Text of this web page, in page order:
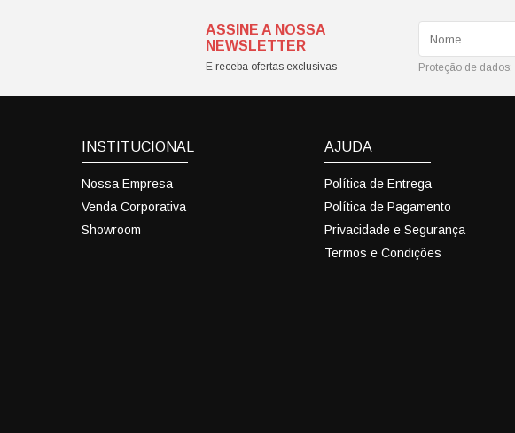
ASSINE A NOSSA
NEWSLETTER
E receba ofertas exclusivas Proteção de dados:
INSTITUCIONAL
Nossa Empresa
Venda Corporativa
Showroom
AJUDA
Política de Entrega
Política de Pagamento
Privacidade e Segurança
Termos e Condições